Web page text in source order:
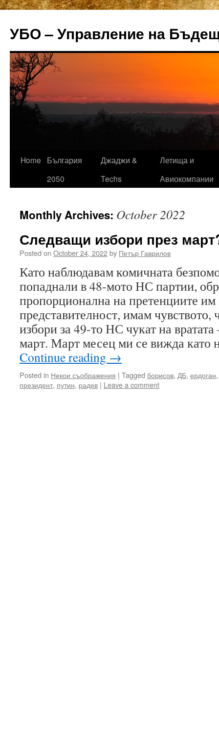
УБО – Управление на
Skip
Home
България
2050
Джаджи &
Techs
Летища и
Авиокомпании
Monthly Archives: October 2022
Следващи избори през
Posted on October 24, 2022by Петър Гаврилов
Като наблюдавам комичната
попаднали в 48-мото НС партии,
пропорционална на претенциите им
представителност, имам чувството,
избори за 49-то НС чукат на вратата
март. Март месец ми се вижда като
Continue reading →
Posted in Некои съображения | Tagged борисов, ДБ, ердоган
президент, путин, радев | Leave a comment